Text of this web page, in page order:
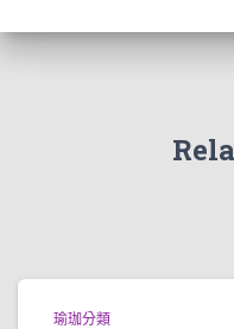
瑜珈分類